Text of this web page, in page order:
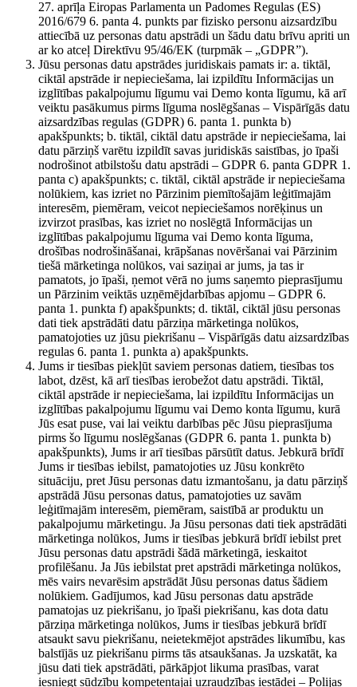
27. aprīļa Eiropas Parlamenta un Padomes Regulas (ES)
2016/679 6. panta 4. punkts par fizisko personu aizsardzību
attiecībā uz personas datu apstrādi un šādu datu brīvu apriti un
ar ko atceļ Direktīvu 95/46/EK (turpmāk – „GDPR”).
Jūsu personas datu apstrādes juridiskais pamats ir: a. tiktāl,
ciktāl apstrāde ir nepieciešama, lai izpildītu Informācijas un
izglītības pakalpojumu līgumu vai Demo konta līgumu, kā arī
veiktu pasākumus pirms līguma noslēgšanas – Vispārīgās datu
aizsardzības regulas (GDPR) 6. panta 1. punkta b)
apakšpunkts; b. tiktāl, ciktāl datu apstrāde ir nepieciešama, lai
datu pārziņš varētu izpildīt savas juridiskās saistības, jo īpaši
nodrošinot atbilstošu datu apstrādi – GDPR 6. panta GDPR 1.
panta c) apakšpunkts; c. tiktāl, ciktāl apstrāde ir nepieciešama
nolūkiem, kas izriet no Pārzinim piemītošajām leģitīmajām
interesēm, piemēram, veicot nepieciešamos norēķinus un
izvirzot prasības, kas izriet no noslēgtā Informācijas un
izglītības pakalpojumu līguma vai Demo konta līguma,
drošības nodrošināšanai, krāpšanas novēršanai vai Pārzinim
tiešā mārketinga nolūkos, vai saziņai ar jums, ja tas ir
pamatots, jo īpaši, ņemot vērā no jums saņemto pieprasījumu
un Pārzinim veiktās uzņēmējdarbības apjomu – GDPR 6.
panta 1. punkta f) apakšpunkts; d. tiktāl, ciktāl jūsu personas
dati tiek apstrādāti datu pārziņa mārketinga nolūkos,
pamatojoties uz jūsu piekrišanu – Vispārīgās datu aizsardzības
regulas 6. panta 1. punkta a) apakšpunkts.
Jums ir tiesības piekļūt saviem personas datiem, tiesības tos
labot, dzēst, kā arī tiesības ierobežot datu apstrādi. Tiktāl,
ciktāl apstrāde ir nepieciešama, lai izpildītu Informācijas un
izglītības pakalpojumu līgumu vai Demo konta līgumu, kurā
Jūs esat puse, vai lai veiktu darbības pēc Jūsu pieprasījuma
pirms šo līgumu noslēgšanas (GDPR 6. panta 1. punkta b)
apakšpunkts), Jums ir arī tiesības pārsūtīt datus. Jebkurā brīdī
Jums ir tiesības iebilst, pamatojoties uz Jūsu konkrēto
situāciju, pret Jūsu personas datu izmantošanu, ja datu pārziņš
apstrādā Jūsu personas datus, pamatojoties uz savām
leģitīmajām interesēm, piemēram, saistībā ar produktu un
pakalpojumu mārketingu. Ja Jūsu personas dati tiek apstrādāti
mārketinga nolūkos, Jums ir tiesības jebkurā brīdī iebilst pret
Jūsu personas datu apstrādi šādā mārketingā, ieskaitot
profilēšanu. Ja Jūs iebilstat pret apstrādi mārketinga nolūkos,
mēs vairs nevarēsim apstrādāt Jūsu personas datus šādiem
nolūkiem. Gadījumos, kad Jūsu personas datu apstrāde
pamatojas uz piekrišanu, jo īpaši piekrišanu, kas dota datu
pārziņa mārketinga nolūkos, Jums ir tiesības jebkurā brīdī
atsaukt savu piekrišanu, neietekmējot apstrādes likumību, kas
balstījās uz piekrišanu pirms tās atsaukšanas. Ja uzskatāt, ka
jūsu dati tiek apstrādāti, pārkāpjot likuma prasības, varat
iesniegt sūdzību kompetentajai uzraudzības iestādei – Polijas